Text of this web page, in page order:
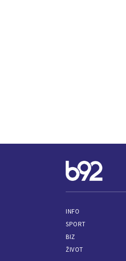
INFO
SPORT
BIZ
ŽIVOT